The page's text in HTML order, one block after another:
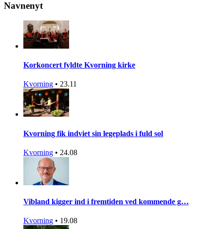
Navnenyt
Korkoncert fyldte Kvorning kirke
Kvorning • 23.11
Kvorning fik indviet sin legeplads i fuld sol
Kvorning • 24.08
Vibland kigger ind i fremtiden ved kommende g…
Kvorning • 19.08